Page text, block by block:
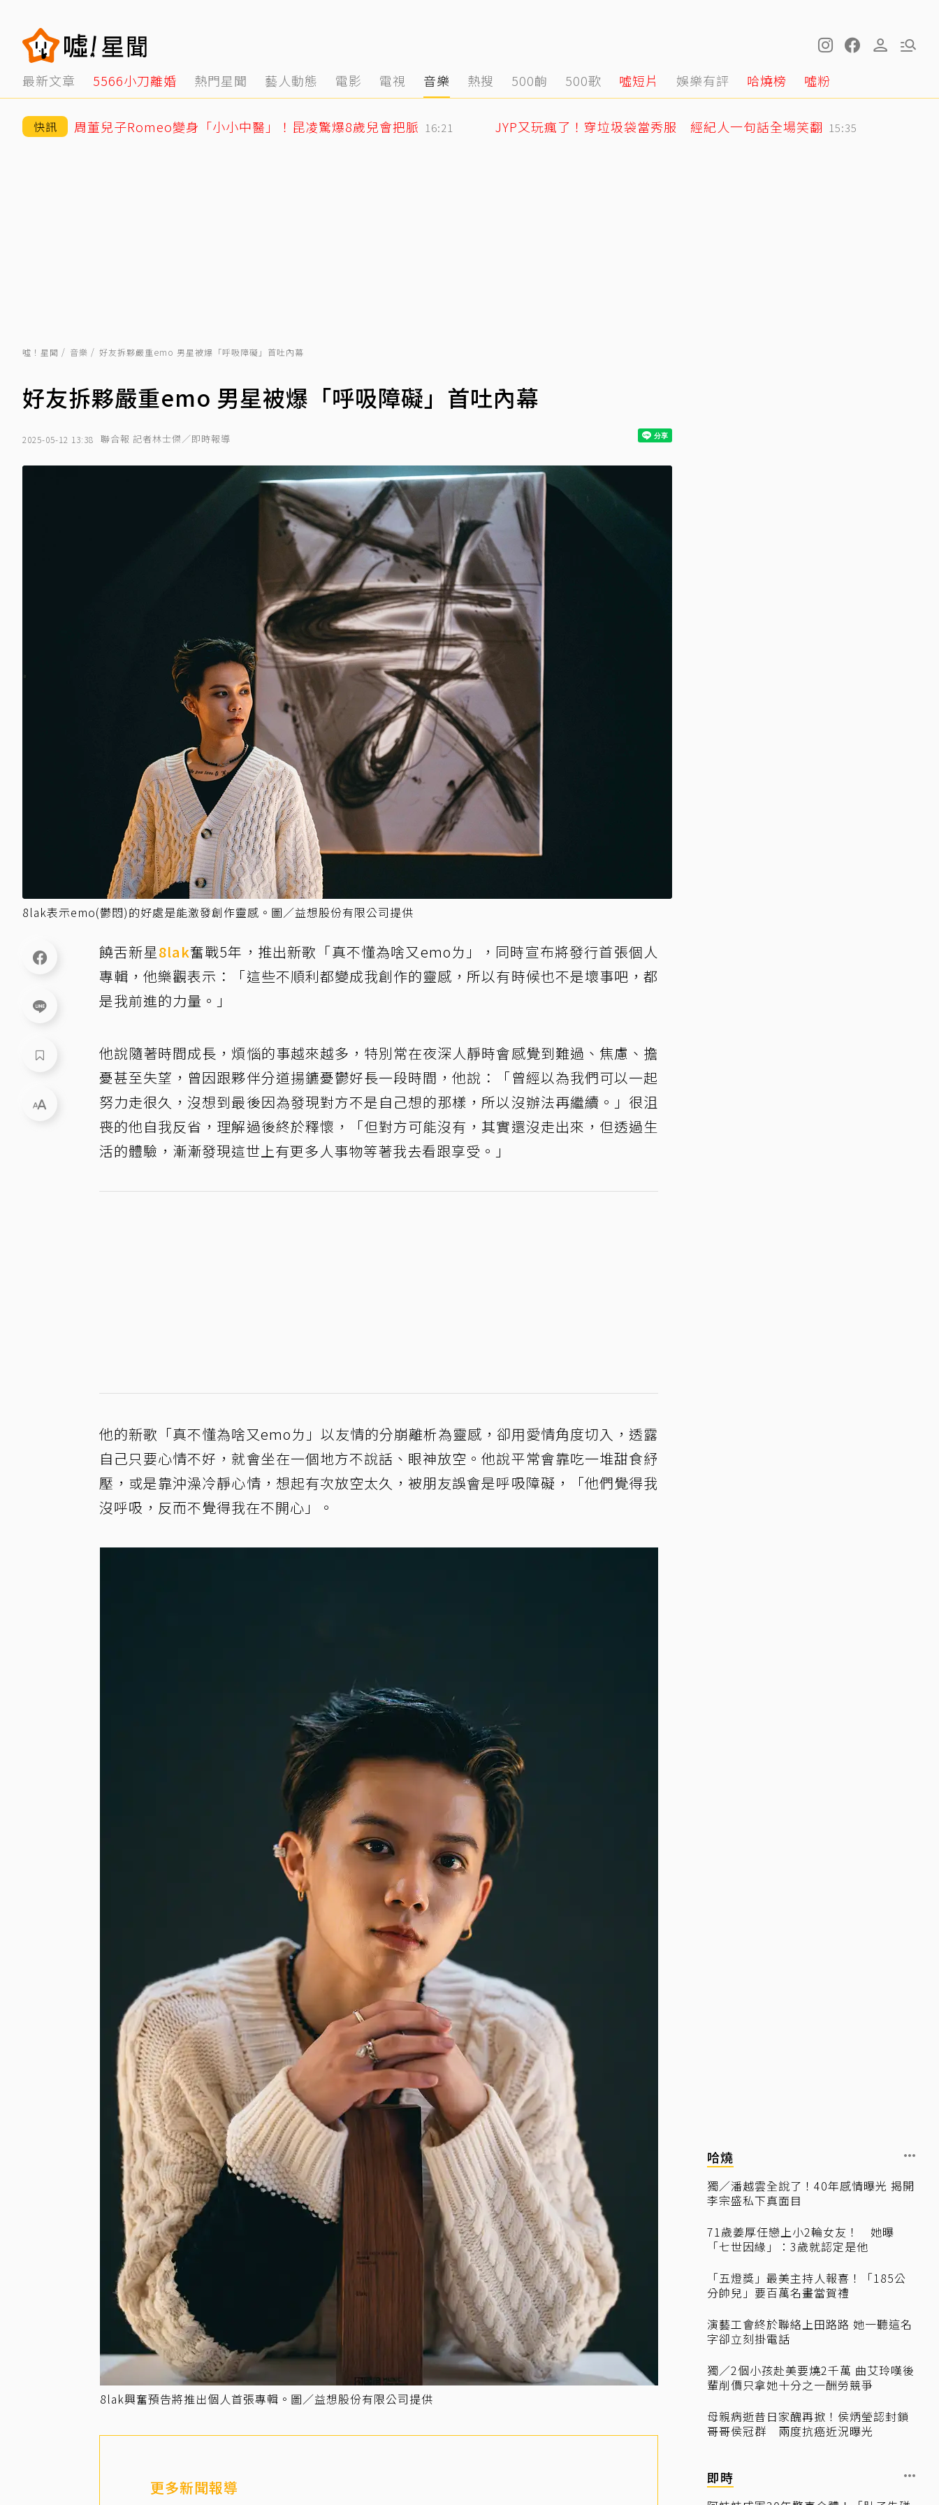
最新文章 5566小刀離婚 熱門星聞 藝人動態 電影 電視 音樂 熱搜 500齣 500歌 噓短片 娛樂有評 哈燒榜 噓粉
快訊 周董兒子Romeo變身「小小中醫」！昆凌驚爆8歲兒會把脈 16:21 JYP又玩瘋了！穿垃圾袋當秀服 經紀人一句話全場笑翻 15:35
噓！星聞 音樂 好友拆夥嚴重emo 男星被爆「呼吸障礙」首吐內幕
好友拆夥嚴重emo 男星被爆「呼吸障礙」首吐內幕
2025-05-12 13:38 聯合報 記者林士傑／即時報導
8lak表示emo(鬱悶)的好處是能激發創作靈感。圖／益想股份有限公司提供
饒舌新星8lak奮戰5年，推出新歌「真不懂為啥又emoㄌ」，同時宣布將發行首張個人
專輯，他樂觀表示：「這些不順利都變成我創作的靈感，所以有時候也不是壞事吧，都
是我前進的力量。」
他說隨著時間成長，煩惱的事越來越多，特別常在夜深人靜時會感覺到難過、焦慮、擔
憂甚至失望，曾因跟夥伴分道揚鑣憂鬱好長一段時間，他說：「曾經以為我們可以一起
努力走很久，沒想到最後因為發現對方不是自己想的那樣，所以沒辦法再繼續。」很沮
喪的他自我反省，理解過後終於釋懷，「但對方可能沒有，其實還沒走出來，但透過生
活的體驗，漸漸發現這世上有更多人事物等著我去看跟享受。」
他的新歌「真不懂為啥又emoㄌ」以友情的分崩離析為靈感，卻用愛情角度切入，透露
自己只要心情不好，就會坐在一個地方不說話、眼神放空。他說平常會靠吃一堆甜食紓
壓，或是靠沖澡冷靜心情，想起有次放空太久，被朋友誤會是呼吸障礙，「他們覺得我
沒呼吸，反而不覺得我在不開心」。
8lak興奮預告將推出個人首張專輯。圖／益想股份有限公司提供
更多新聞報導
哈燒
獨／潘越雲全說了！40年感情曝光 揭開
李宗盛私下真面目
71歲姜厚任戀上小2輪女友！ 她曝
「七世因緣」：3歲就認定是他
「五燈獎」最美主持人報喜！「185公
分帥兒」要百萬名畫當賀禮
演藝工會終於聯絡上田路路 她一聽這名
字卻立刻掛電話
獨／2個小孩赴美要燒2千萬 曲艾玲嘆後
輩削價只拿她十分之一酬勞競爭
母親病逝昔日家醜再掀！侯炳瑩認封鎖
哥哥侯冠群 兩度抗癌近況曝光
即時